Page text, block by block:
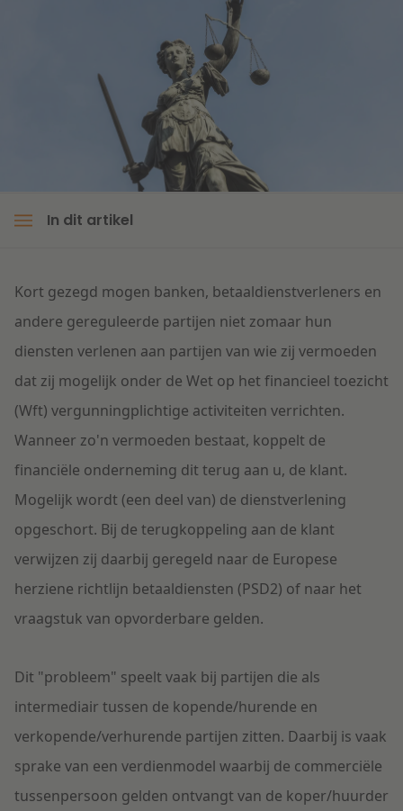
In dit artikel
Kort gezegd mogen banken, betaaldienstverleners en
andere gereguleerde partijen niet zomaar hun
diensten verlenen aan partijen van wie zij vermoeden
dat zij mogelijk onder de Wet op het financieel toezicht
(Wft) vergunningplichtige activiteiten verrichten.
Wanneer zo'n vermoeden bestaat, koppelt de
financiële onderneming dit terug aan u, de klant.
Mogelijk wordt (een deel van) de dienstverlening
opgeschort. Bij de terugkoppeling aan de klant
verwijzen zij daarbij geregeld naar de Europese
herziene richtlijn betaaldiensten (PSD2) of naar het
vraagstuk van opvorderbare gelden.
Dit "probleem" speelt vaak bij partijen die als
intermediair tussen de kopende/hurende en
verkopende/verhurende partijen zitten. Daarbij is vaak
sprake van een verdienmodel waarbij de commerciële
tussenpersoon gelden ontvangt van de koper/huurder